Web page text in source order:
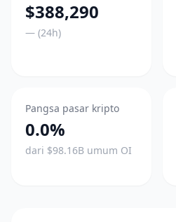
$388,290
— (24h)
Pangsa pasar kripto
0.0%
dari $98.16B umum OI